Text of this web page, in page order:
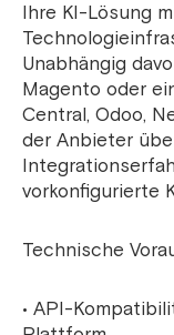
Ihre KI-Lösung
Unabhängig
Magento oder
Central, Odoo,
der Anbieter
vorkonfigurierte
Technische
• API-